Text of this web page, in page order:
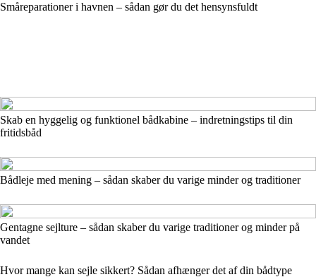
Småreparationer i havnen – sådan gør du det hensynsfuldt
Skab en hyggelig og funktionel bådkabine – indretningstips til din
fritidsbåd
Bådleje med mening – sådan skaber du varige minder og traditioner
Gentagne sejlture – sådan skaber du varige traditioner og minder på
vandet
Hvor mange kan sejle sikkert? Sådan afhænger det af din bådtype